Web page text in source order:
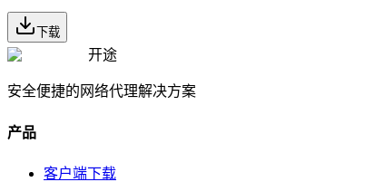
下载
开途
安全便捷的网络代理解决方案
产品
客户端下载